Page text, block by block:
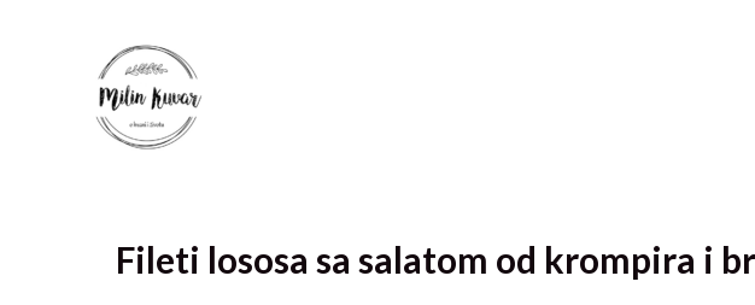
Fileti lososa sa salatom od krompira i